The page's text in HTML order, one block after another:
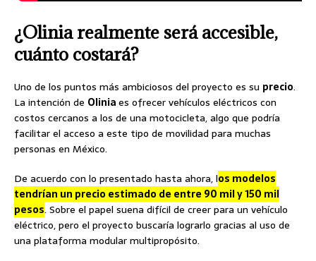
¿Olinia realmente será accesible,
cuánto costará?
Uno de los puntos más ambiciosos del proyecto es su precio.
La intención de Oliniaes ofrecer vehículos eléctricos con
costos cercanos a los de una motocicleta, algo que podría
facilitar el acceso a este tipo de movilidad para muchas
personas en México.
De acuerdo con lo presentado hasta ahora, los modelos
tendrían un precio estimado de entre 90 mil y 150 mil
pesos. Sobre el papel suena difícil de creer para un vehículo
eléctrico, pero el proyecto buscaría lograrlo gracias al uso de
una plataforma modular multipropósito.